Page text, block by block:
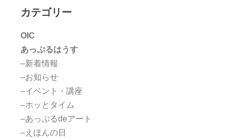
カテゴリー
OIC
あっぷるはうす
–新着情報
–お知らせ
–イベント・講座
–ホッとタイム
–あっぷるdeアート
–えほんの日